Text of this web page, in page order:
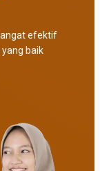
efektif
baik